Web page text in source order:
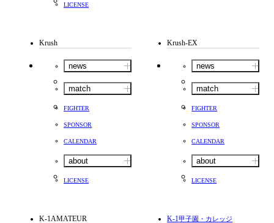
LICENSE
Krush
news
match
FIGHTER
SPONSOR
CALENDAR
about
LICENSE
Krush-EX
news
match
FIGHTER
SPONSOR
CALENDAR
about
LICENSE
K-1AMATEUR K-1甲子園・カレッジ